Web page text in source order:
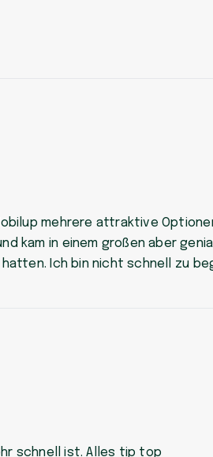
mehrere attraktive
kam in einem großen aber
Ich bin nicht schnell zu
schnell ist. Alles tip top